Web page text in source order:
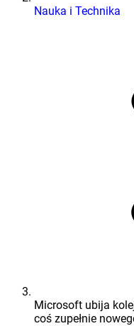
Nauka i Technika
Microsoft ubija
coś zupełnie